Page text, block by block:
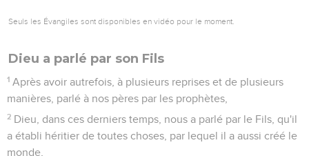
Seuls les Évangiles sont disponibles en vidéo pour le moment.
Dieu a parlé par son Fils
1 Après avoir autrefois, à plusieurs reprises et de plusieurs
manières, parlé à nos pères par les prophètes,
2 Dieu, dans ces derniers temps, nous a parlé par le Fils, qu'il
a établi héritier de toutes choses, par lequel il a aussi créé le
monde,